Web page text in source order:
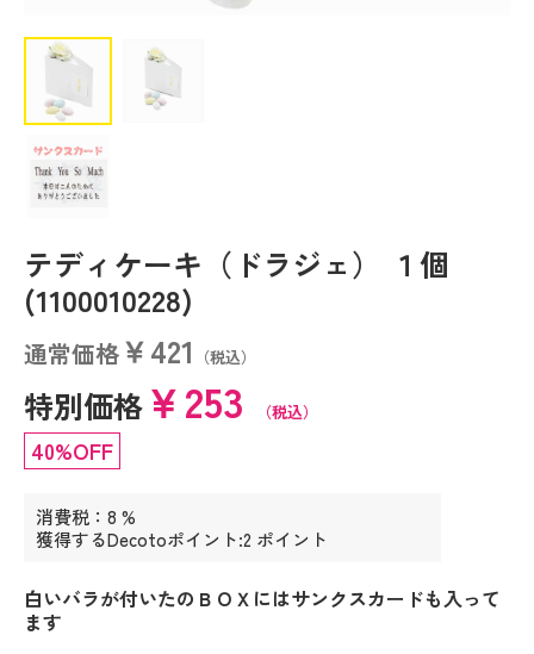
テディケーキ（ドラジェ） １個
(1100010228)
通常価格￥421 （税込）
特別価格￥253 （税込）
40%OFF
消費税：8 %
獲得するDecotoポイント:2 ポイント
白いバラが付いたのＢＯＸにはサンクスカードも入って
ます